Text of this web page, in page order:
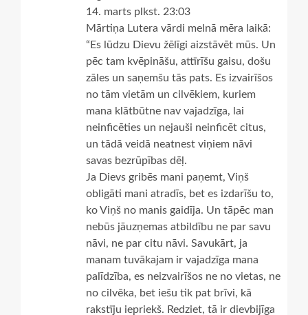
14. marts plkst. 23:03
Mārtiņa Lutera vārdi melnā mēra laikā:
“Es lūdzu Dievu žēlīgi aizstāvēt mūs. Un
pēc tam kvēpināšu, attīrīšu gaisu, došu
zāles un saņemšu tās pats. Es izvairīšos
no tām vietām un cilvēkiem, kuriem
mana klātbūtne nav vajadzīga, lai
neinficēties un nejauši neinficēt citus,
un tādā veidā neatnest viņiem nāvi
savas bezrūpības dēļ.
Ja Dievs gribēs mani paņemt, Viņš
obligāti mani atradīs, bet es izdarīšu to,
ko Viņš no manis gaidīja. Un tāpēc man
nebūs jāuzņemas atbildību ne par savu
nāvi, ne par citu nāvi. Savukārt, ja
manam tuvākajam ir vajadzīga mana
palīdzība, es neizvairīšos ne no vietas, ne
no cilvēka, bet iešu tik pat brīvi, kā
rakstīju iepriekš. Redziet, tā ir dievbijīga